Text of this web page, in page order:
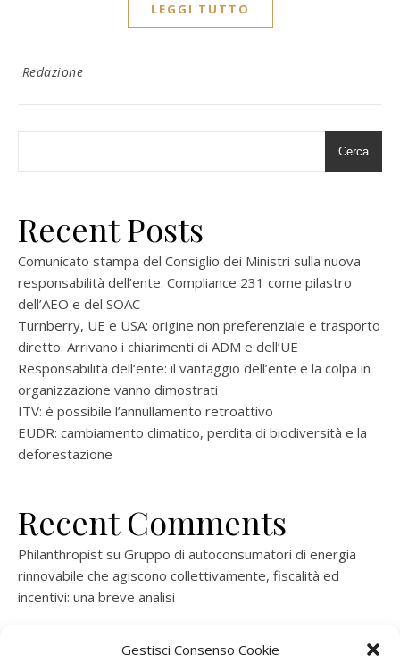
Gestisci Consenso Cookie
LEGGI TUTTO
Redazione
Cerca
Recent Posts
Comunicato stampa del Consiglio dei Ministri sulla nuova
responsabilità dell’ente. Compliance 231 come pilastro
dell’AEO e del SOAC
Turnberry, UE e USA: origine non preferenziale e trasporto
diretto. Arrivano i chiarimenti di ADM e dell’UE
Responsabilità dell’ente: il vantaggio dell’ente e la colpa in
organizzazione vanno dimostrati
ITV: è possibile l’annullamento retroattivo
EUDR: cambiamento climatico, perdita di biodiversità e la
deforestazione
Recent Comments
Philanthropist su Gruppo di autoconsumatori di energia
rinnovabile che agiscono collettivamente, fiscalità ed
incentivi: una breve analisi
rinnovabile che agiscono collettivamente, fiscalità ed